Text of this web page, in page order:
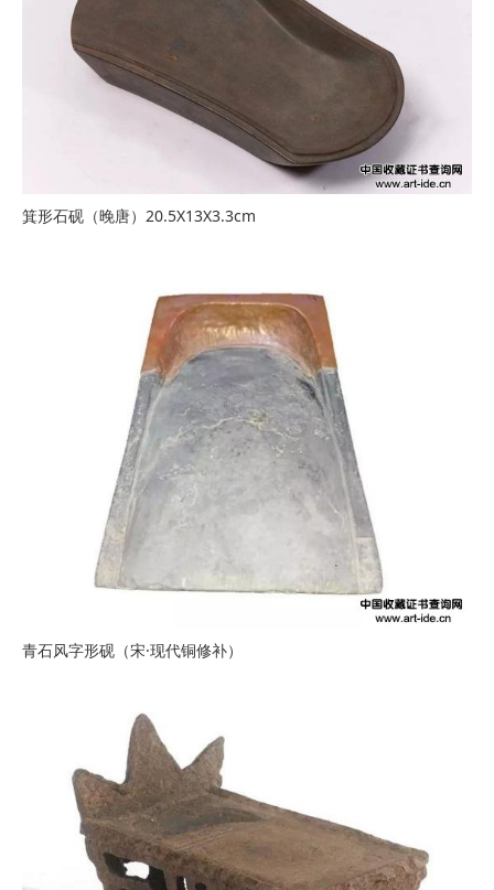
箕形石砚（晚唐）20.5X13X3.3cm
青石风字形砚（宋·现代铜修补）